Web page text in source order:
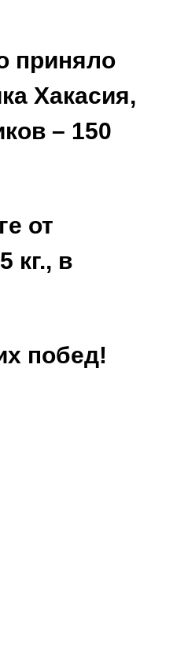
приняло
Хакасия,
– 150
от
кг., в
побед!